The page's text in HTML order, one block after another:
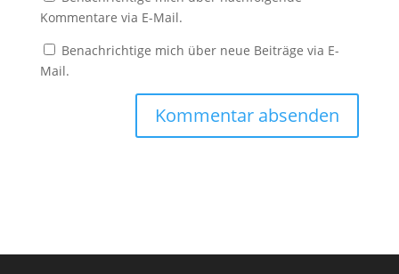
Kommentare via E-Mail.
Benachrichtige mich über neue Beiträge via E-
Mail.